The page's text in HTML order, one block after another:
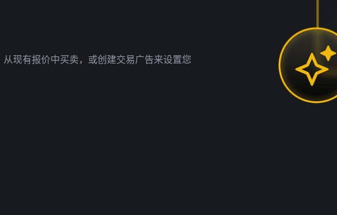
现有报价中买卖，或创建交易广告来设置您